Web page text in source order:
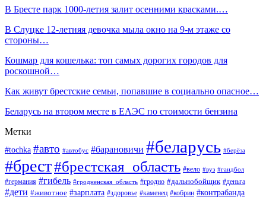
В Бресте парк 1000-летия залит осенними красками.…
В Слуцке 12-летняя девочка мыла окно на 9-м этаже со
стороны…
Кошмар для кошелька: топ самых дорогих городов для
роскошной…
Как живут брестские семьи, попавшие в социально опасное…
Беларусь на втором месте в ЕАЭС по стоимости бензина
Метки
#tochka #авто #автобус #барановичи #беларусь #берёза
#брест#брестская_область #вело #вуз #гандбол
#германия #гибель #гродненская_область #гродно #дальнобойщик #деньга
#дети #животное #зарплата #здоровье #каменец #кобрин #контрабанда